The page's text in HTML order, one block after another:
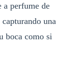
a perfume de
una
boca como si